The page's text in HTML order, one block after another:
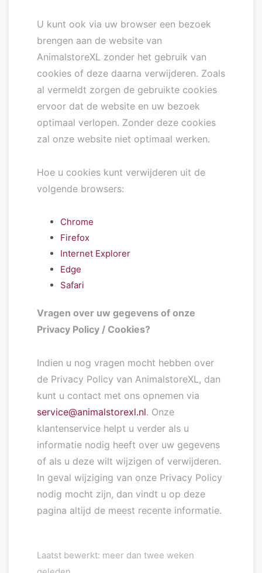
U kunt ook via uw browser een bezoek
brengen aan de website van
AnimalstoreXL zonder het gebruik van
cookies of deze daarna verwijderen. Zoals
al vermeldt zorgen de gebruikte cookies
ervoor dat de website en uw bezoek
optimaal verlopen. Zonder deze cookies
zal onze website niet optimaal werken.
Hoe u cookies kunt verwijderen uit de
volgende browsers:
Chrome
Firefox
Internet Explorer
Edge
Safari
Vragen over uw gegevens of onze
Privacy Policy / Cookies?
Indien u nog vragen mocht hebben over
de Privacy Policy van AnimalstoreXL, dan
kunt u contact met ons opnemen via
service@animalstorexl.nl. Onze
klantenservice helpt u verder als u
informatie nodig heeft over uw gegevens
of als u deze wilt wijzigen of verwijderen.
In geval wijziging van onze Privacy Policy
nodig mocht zijn, dan vindt u op deze
pagina altijd de meest recente informatie.
Laatst bewerkt: meer dan twee weken